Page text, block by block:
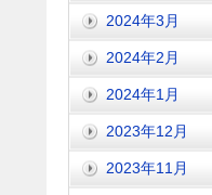
2024年3月
2024年2月
2024年1月
2023年12月
2023年11月